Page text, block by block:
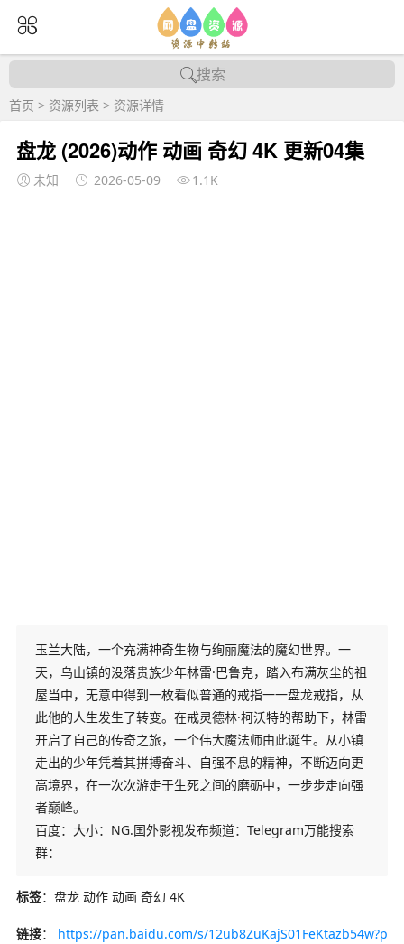
搜索
首页 > 资源列表 > 资源详情
盘龙 (2026)动作 动画 奇幻 4K 更新04集
未知 2026-05-09 1.1K
玉兰大陆，一个充满神奇生物与绚丽魔法的魔幻世界。一
天，乌山镇的没落贵族少年林雷·巴鲁克，踏入布满灰尘的祖
屋当中，无意中得到一枚看似普通的戒指一一盘龙戒指，从
此他的人生发生了转变。在戒灵德林·柯沃特的帮助下，林雷
开启了自己的传奇之旅，一个伟大魔法师由此诞生。从小镇
走出的少年凭着其拼搏奋斗、自强不息的精神，不断迈向更
高境界，在一次次游走于生死之间的磨砺中，一步步走向强
者巅峰。
百度：大小：NG.国外影视发布频道：Telegram万能搜索
群：
标签：盘龙 动作 动画 奇幻 4K
链接： https://pan.baidu.com/s/12ub8ZuKajS01FeKtazb54w?p